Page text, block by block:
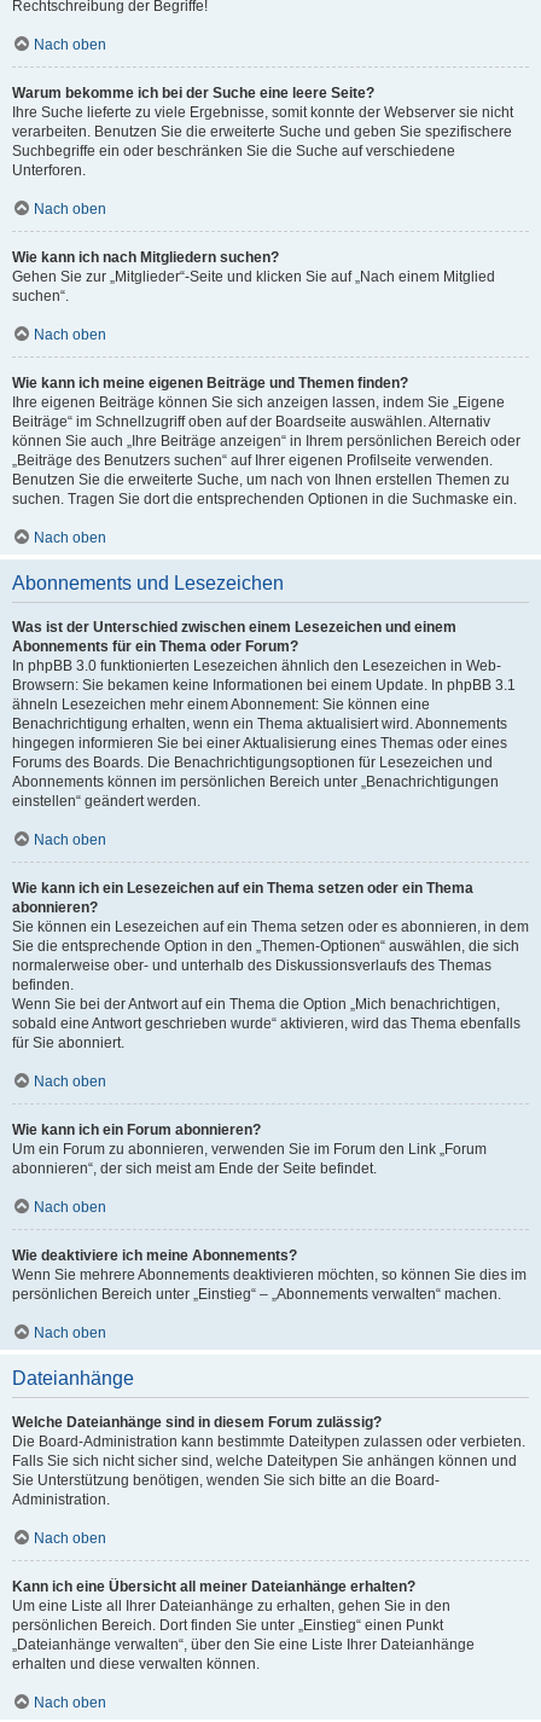
Rechtschreibung der Begriffe!
Nach oben
Warum bekomme ich bei der Suche eine leere Seite?
Ihre Suche lieferte zu viele Ergebnisse, somit konnte der Webserver sie nicht
verarbeiten. Benutzen Sie die erweiterte Suche und geben Sie spezifischere
Suchbegriffe ein oder beschränken Sie die Suche auf verschiedene
Unterforen.
Nach oben
Wie kann ich nach Mitgliedern suchen?
Gehen Sie zur „Mitglieder“-Seite und klicken Sie auf „Nach einem Mitglied
suchen“.
Nach oben
Wie kann ich meine eigenen Beiträge und Themen finden?
Ihre eigenen Beiträge können Sie sich anzeigen lassen, indem Sie „Eigene
Beiträge“ im Schnellzugriff oben auf der Boardseite auswählen. Alternativ
können Sie auch „Ihre Beiträge anzeigen“ in Ihrem persönlichen Bereich oder
„Beiträge des Benutzers suchen“ auf Ihrer eigenen Profilseite verwenden.
Benutzen Sie die erweiterte Suche, um nach von Ihnen erstellen Themen zu
suchen. Tragen Sie dort die entsprechenden Optionen in die Suchmaske ein.
Nach oben
Abonnements und Lesezeichen
Was ist der Unterschied zwischen einem Lesezeichen und einem
Abonnements für ein Thema oder Forum?
In phpBB 3.0 funktionierten Lesezeichen ähnlich den Lesezeichen in Web-
Browsern: Sie bekamen keine Informationen bei einem Update. In phpBB 3.1
ähneln Lesezeichen mehr einem Abonnement: Sie können eine
Benachrichtigung erhalten, wenn ein Thema aktualisiert wird. Abonnements
hingegen informieren Sie bei einer Aktualisierung eines Themas oder eines
Forums des Boards. Die Benachrichtigungsoptionen für Lesezeichen und
Abonnements können im persönlichen Bereich unter „Benachrichtigungen
einstellen“ geändert werden.
Nach oben
Wie kann ich ein Lesezeichen auf ein Thema setzen oder ein Thema
abonnieren?
Sie können ein Lesezeichen auf ein Thema setzen oder es abonnieren, in dem
Sie die entsprechende Option in den „Themen-Optionen“ auswählen, die sich
normalerweise ober- und unterhalb des Diskussionsverlaufs des Themas
befinden.
Wenn Sie bei der Antwort auf ein Thema die Option „Mich benachrichtigen,
sobald eine Antwort geschrieben wurde“ aktivieren, wird das Thema ebenfalls
für Sie abonniert.
Nach oben
Wie kann ich ein Forum abonnieren?
Um ein Forum zu abonnieren, verwenden Sie im Forum den Link „Forum
abonnieren“, der sich meist am Ende der Seite befindet.
Nach oben
Wie deaktiviere ich meine Abonnements?
Wenn Sie mehrere Abonnements deaktivieren möchten, so können Sie dies im
persönlichen Bereich unter „Einstieg“ – „Abonnements verwalten“ machen.
Nach oben
Dateianhänge
Welche Dateianhänge sind in diesem Forum zulässig?
Die Board-Administration kann bestimmte Dateitypen zulassen oder verbieten.
Falls Sie sich nicht sicher sind, welche Dateitypen Sie anhängen können und
Sie Unterstützung benötigen, wenden Sie sich bitte an die Board-
Administration.
Nach oben
Kann ich eine Übersicht all meiner Dateianhänge erhalten?
Um eine Liste all Ihrer Dateianhänge zu erhalten, gehen Sie in den
persönlichen Bereich. Dort finden Sie unter „Einstieg“ einen Punkt
„Dateianhänge verwalten“, über den Sie eine Liste Ihrer Dateianhänge
erhalten und diese verwalten können.
Nach oben